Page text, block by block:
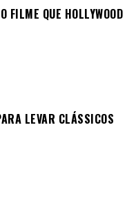
FILME QUE HOLLYWOOD
LEVAR CLÁSSICOS